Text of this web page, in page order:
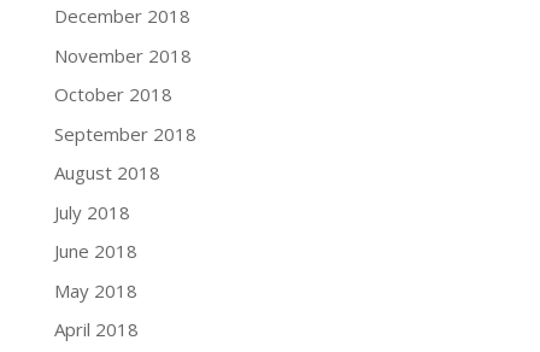
December 2018
November 2018
October 2018
September 2018
August 2018
July 2018
June 2018
May 2018
April 2018